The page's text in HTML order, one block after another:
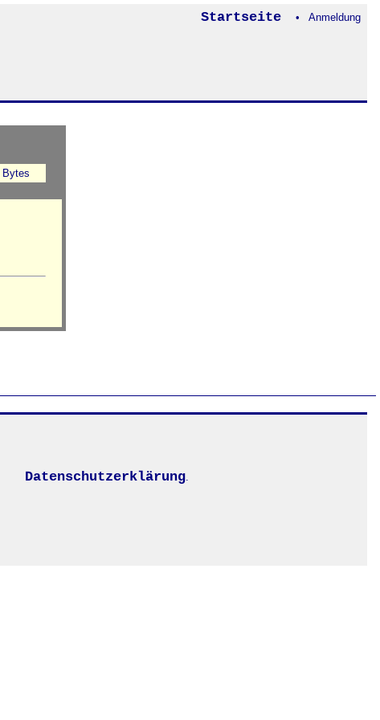
Startseite • Anmeldung
Bytes
Datenschutzerklärung.